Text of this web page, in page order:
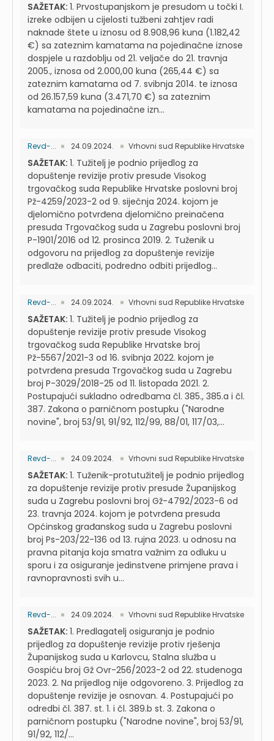
SAŽETAK: 1. Prvostupanjskom je presudom u točki I.
izreke odbijen u cijelosti tužbeni zahtjev radi
naknade štete u iznosu od 8.908,96 kuna (1.182,42
€) sa zateznim kamatama na pojedinačne iznose
dospjele u razdoblju od 21. veljače do 21. travnja
2005., iznosa od 2.000,00 kuna (265,44 €) sa
zateznim kamatama od 7. svibnja 2014. te iznosa
od 26.157,59 kuna (3.471,70 €) sa zateznim
kamatama na pojedinačne izn...
Revd-... 24.09.2024. Vrhovni sud Republike Hrvatske
SAŽETAK: 1. Tužitelj je podnio prijedlog za
dopuštenje revizije protiv presude Visokog
trgovačkog suda Republike Hrvatske poslovni broj
Pž-4259/2023-2 od 9. siječnja 2024. kojom je
djelomično potvrđena djelomično preinačena
presuda Trgovačkog suda u Zagrebu poslovni broj
P-1901/2016 od 12. prosinca 2019. 2. Tuženik u
odgovoru na prijedlog za dopuštenje revizije
predlaže odbaciti, podredno odbiti prijedlog...
Revd-... 24.09.2024. Vrhovni sud Republike Hrvatske
SAŽETAK: 1. Tužitelj je podnio prijedlog za
dopuštenje revizije protiv presude Visokog
trgovačkog suda Republike Hrvatske broj
Pž-5567/2021-3 od 16. svibnja 2022. kojom je
potvrđena presuda Trgovačkog suda u Zagrebu
broj P-3029/2018-25 od 11. listopada 2021. 2.
Postupajući sukladno odredbama čl. 385., 385.a i čl.
387. Zakona o parničnom postupku ("Narodne
novine", broj 53/91, 91/92, 112/99, 88/01, 117/03,...
Revd-... 24.09.2024. Vrhovni sud Republike Hrvatske
SAŽETAK: 1. Tuženik-protutužitelj je podnio prijedlog
za dopuštenje revizije protiv presude Županijskog
suda u Zagrebu poslovni broj Gž-4792/2023-6 od
23. travnja 2024. kojom je potvrđena presuda
Općinskog građanskog suda u Zagrebu poslovni
broj Ps-203/22-136 od 13. rujna 2023. u odnosu na
pravna pitanja koja smatra važnim za odluku u
sporu i za osiguranje jedinstvene primjene prava i
ravnopravnosti svih u...
Revd-... 24.09.2024. Vrhovni sud Republike Hrvatske
SAŽETAK: 1. Predlagatelj osiguranja je podnio
prijedlog za dopuštenje revizije protiv rješenja
Županijskog suda u Karlovcu, Stalna služba u
Gospiću broj Gž Ovr-256/2023-2 od 22. studenoga
2023. 2. Na prijedlog nije odgovoreno. 3. Prijedlog za
dopuštenje revizije je osnovan. 4. Postupajući po
odredbi čl. 387. st. 1. i čl. 389.b st. 3. Zakona o
parničnom postupku ("Narodne novine", broj 53/91,
91/92, 112/...